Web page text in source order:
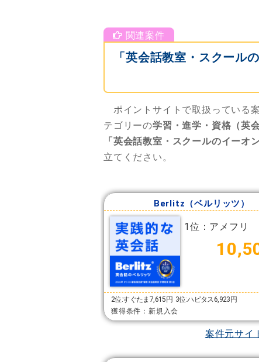
「英会話教室・スクール
ポイントサイトで取扱っている
テゴリーの学習・進学・資格（英
「英会話教室・スクールのイーオン
立てください。
Berlitz（ベルリッツ）
1位：アメフリ
2位:すぐたま7,615円 3位:ハピタス6,923円
獲得条件：新規入会
案件元サイ